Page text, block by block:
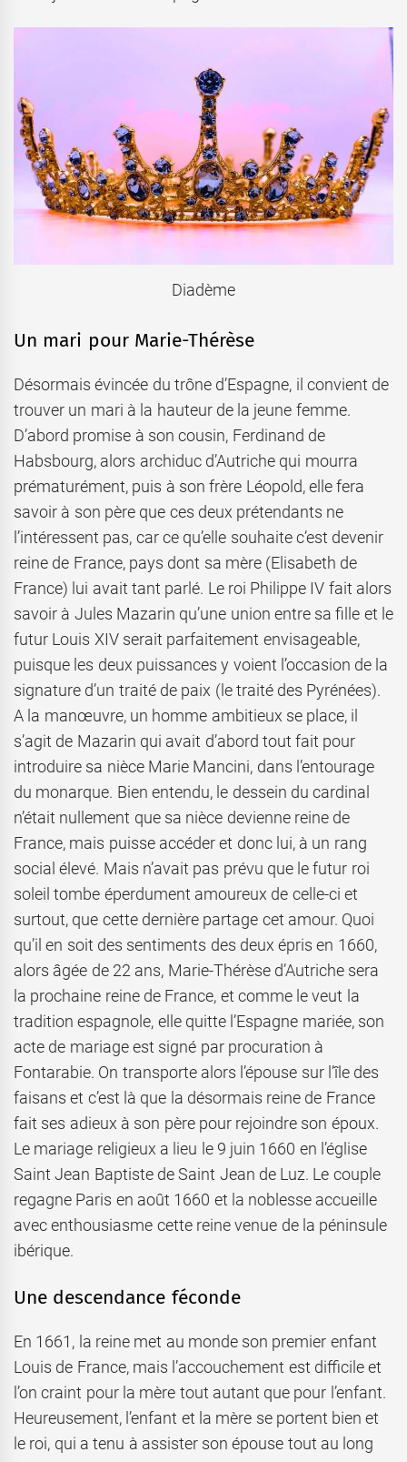
Diadème
Un mari pour Marie-Thérèse
Désormais évincée du trône d’Espagne, il convient de
trouver un mari à la hauteur de la jeune femme.
D’abord promise à son cousin, Ferdinand de
Habsbourg, alors archiduc d’Autriche qui mourra
prématurément, puis à son frère Léopold, elle fera
savoir à son père que ces deux prétendants ne
l’intéressent pas, car ce qu’elle souhaite c’est devenir
reine de France, pays dont sa mère (Elisabeth de
France) lui avait tant parlé. Le roi Philippe IV fait alors
savoir à Jules Mazarin qu’une union entre sa fille et le
futur Louis XIV serait parfaitement envisageable,
puisque les deux puissances y voient l’occasion de la
signature d’un traité de paix (le traité des Pyrénées).
A la manœuvre, un homme ambitieux se place, il
s’agit de Mazarin qui avait d’abord tout fait pour
introduire sa nièce Marie Mancini, dans l’entourage
du monarque. Bien entendu, le dessein du cardinal
n’était nullement que sa nièce devienne reine de
France, mais puisse accéder et donc lui, à un rang
social élevé. Mais n’avait pas prévu que le futur roi
soleil tombe éperdument amoureux de celle-ci et
surtout, que cette dernière partage cet amour. Quoi
qu’il en soit des sentiments des deux épris en 1660,
alors âgée de 22 ans, Marie-Thérèse d’Autriche sera
la prochaine reine de France, et comme le veut la
tradition espagnole, elle quitte l’Espagne mariée, son
acte de mariage est signé par procuration à
Fontarabie. On transporte alors l’épouse sur l’île des
faisans et c’est là que la désormais reine de France
fait ses adieux à son père pour rejoindre son époux.
Le mariage religieux a lieu le 9 juin 1660 en l’église
Saint Jean Baptiste de Saint Jean de Luz. Le couple
regagne Paris en août 1660 et la noblesse accueille
avec enthousiasme cette reine venue de la péninsule
ibérique.
Une descendance féconde
En 1661, la reine met au monde son premier enfant
Louis de France, mais l’accouchement est difficile et
l’on craint pour la mère tout autant que pour l’enfant.
Heureusement, l’enfant et la mère se portent bien et
le roi, qui a tenu à assister son épouse tout au long